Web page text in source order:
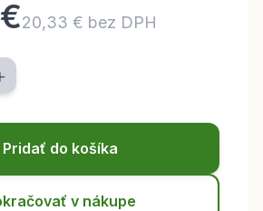
20,33 € bez DPH
Pridať do košíka
v nákupe